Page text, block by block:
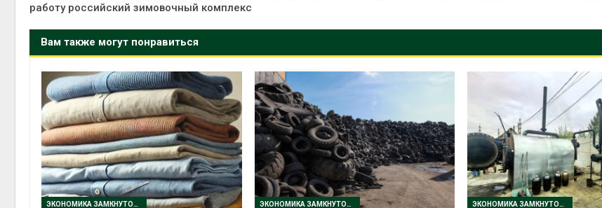
работу российский зимовочный комплекс
Вам также могут понравиться
ЭКОНОМИКА ЗАМКНУТОГО ЦИКЛА ЭКОНОМИКА ЗАМКНУТОГО ЦИКЛА ЭКОНОМИКА ЗАМКНУТОГО ЦИКЛА